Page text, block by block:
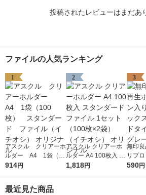
投稿されたレビューはまだあ
ファイルの人気ランキング
1
アスクル クリアーホ
ルダー A4 1袋（10
0枚） スタンダー
914円
2
アスクル クリアーホ
ルダー A4 100枚入 ス
タンダード ファイル
1,818円
3
無印
リプ
イルボ
590円
最近見た商品